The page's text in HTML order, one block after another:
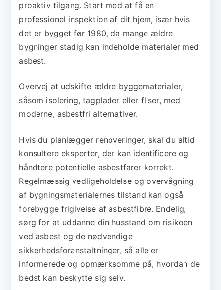
proaktiv tilgang. Start med at få en
professionel inspektion af dit hjem, især hvis
det er bygget før 1980, da mange ældre
bygninger stadig kan indeholde materialer med
asbest.
Overvej at udskifte ældre byggematerialer,
såsom isolering, tagplader eller fliser, med
moderne, asbestfri alternativer.
Hvis du planlægger renoveringer, skal du altid
konsultere eksperter, der kan identificere og
håndtere potentielle asbestfarer korrekt.
Regelmæssig vedligeholdelse og overvågning
af bygningsmaterialernes tilstand kan også
forebygge frigivelse af asbestfibre. Endelig,
sørg for at uddanne din husstand om risikoen
ved asbest og de nødvendige
sikkerhedsforanstaltninger, så alle er
informerede og opmærksomme på, hvordan de
bedst kan beskytte sig selv.